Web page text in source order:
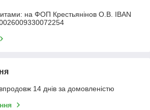
на ФОП Крестьянінов О.В. IBAN
14 днів за домовленістю